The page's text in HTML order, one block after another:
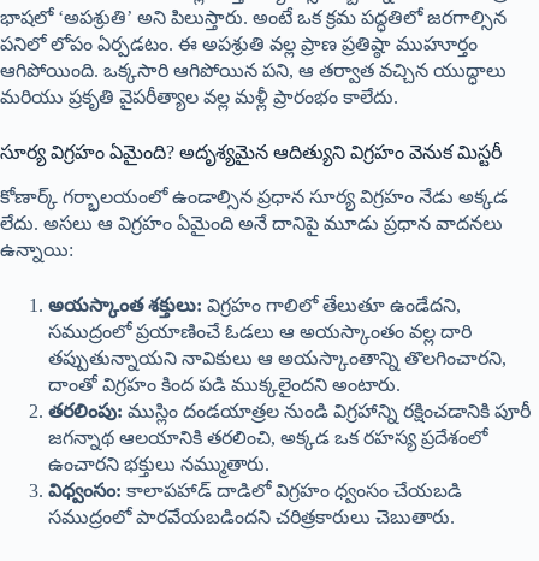
భాషలో ‘అపశ్రుతి’ అని పిలుస్తారు. అంటే ఒక క్రమ పద్ధతిలో జరగాల్సిన
పనిలో లోపం ఏర్పడటం. ఈ అపశ్రుతి వల్ల ప్రాణ ప్రతిష్ఠా ముహూర్తం
ఆగిపోయింది. ఒక్కసారి ఆగిపోయిన పని, ఆ తర్వాత వచ్చిన యుద్ధాలు
మరియు ప్రకృతి వైపరీత్యాల వల్ల మళ్లీ ప్రారంభం కాలేదు.
సూర్య విగ్రహం ఏమైంది? అదృశ్యమైన ఆదిత్యుని విగ్రహం వెనుక మిస్టరీ
కోణార్క్ గర్భాలయంలో ఉండాల్సిన ప్రధాన సూర్య విగ్రహం నేడు అక్కడ
లేదు. అసలు ఆ విగ్రహం ఏమైంది అనే దానిపై మూడు ప్రధాన వాదనలు
ఉన్నాయి:
అయస్కాంత శక్తులు: విగ్రహం గాలిలో తేలుతూ ఉండేదని,
సముద్రంలో ప్రయాణించే ఓడలు ఆ అయస్కాంతం వల్ల దారి
తప్పుతున్నాయని నావికులు ఆ అయస్కాంతాన్ని తొలగించారని,
దాంతో విగ్రహం కింద పడి ముక్కలైందని అంటారు.
తరలింపు: ముస్లిం దండయాత్రల నుండి విగ్రహాన్ని రక్షించడానికి పూరీ
జగన్నాథ ఆలయానికి తరలించి, అక్కడ ఒక రహస్య ప్రదేశంలో
ఉంచారని భక్తులు నమ్ముతారు.
విధ్వంసం: కాలాపహాడ్ దాడిలో విగ్రహం ధ్వంసం చేయబడి
సముద్రంలో పారవేయబడిందని చరిత్రకారులు చెబుతారు.